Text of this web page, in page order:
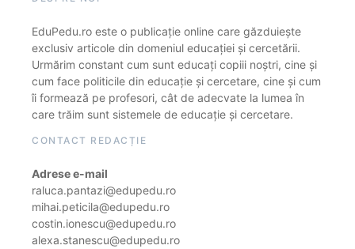
EduPedu.ro este o publicație online care găzduiește
exclusiv articole din domeniul educației și cercetării.
Urmărim constant cum sunt educați copiii noștri, cine și
cum face politicile din educație și cercetare, cine și cum
îi formează pe profesori, cât de adecvate la lumea în
care trăim sunt sistemele de educație și cercetare.
CONTACT REDACȚIE
Adrese e-mail
raluca.pantazi@edupedu.ro
mihai.peticila@edupedu.ro
costin.ionescu@edupedu.ro
alexa.stanescu@edupedu.ro